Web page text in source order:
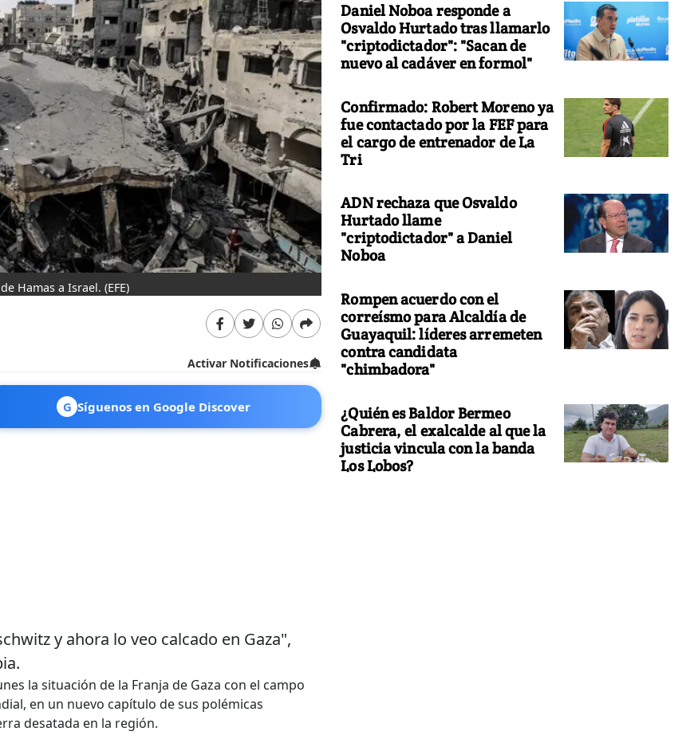
Hamas a Israel. (EFE)
Activar Notificaciones
G Síguenos en Google Discover
y ahora lo veo calcado en Gaza",
la situación de la Franja de Gaza con el campo
en un nuevo capítulo de sus polémicas
desatada en la región.
Daniel Noboa responde a
Osvaldo Hurtado tras llamarlo
"criptodictador": "Sacan de
nuevo al cadáver en formol"
Confirmado: Robert Moreno ya
fue contactado por la FEF para
el cargo de entrenador de La
Tri
ADN rechaza que Osvaldo
Hurtado llame
"criptodictador" a Daniel
Noboa
Rompen acuerdo con el
correísmo para Alcaldía de
Guayaquil: líderes arremeten
contra candidata
"chimbadora"
¿Quién es Baldor Bermeo
Cabrera, el exalcalde al que la
justicia vincula con la banda
Los Lobos?